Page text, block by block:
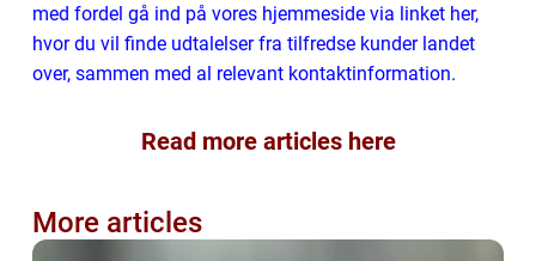
med fordel gå ind på vores hjemmeside via linket her,
hvor du vil finde udtalelser fra tilfredse kunder landet
over, sammen med al relevant kontaktinformation.
Read more articles here
More articles